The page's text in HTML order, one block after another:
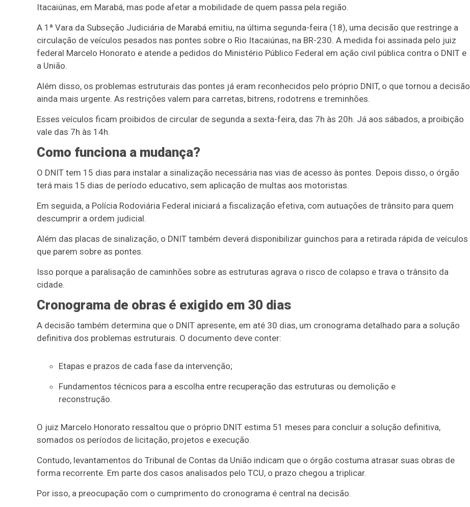
Itacaiúnas, em Marabá, mas pode afetar a mobilidade de quem passa pela região.
A 1ª Vara da Subseção Judiciária de Marabá emitiu, na última segunda-feira (18), uma decisão que restringe a
circulação de veículos pesados nas pontes sobre o Rio Itacaiúnas, na BR-230. A medida foi assinada pelo juiz
federal Marcelo Honorato e atende a pedidos do Ministério Público Federal em ação civil pública contra o DNIT e
a União.
Além disso, os problemas estruturais das pontes já eram reconhecidos pelo próprio DNIT, o que tornou a decisão
ainda mais urgente. As restrições valem para carretas, bitrens, rodotrens e treminhões.
Esses veículos ficam proibidos de circular de segunda a sexta-feira, das 7h às 20h. Já aos sábados, a proibição
vale das 7h às 14h.
Como funciona a mudança?
O DNIT tem 15 dias para instalar a sinalização necessária nas vias de acesso às pontes. Depois disso, o órgão
terá mais 15 dias de período educativo, sem aplicação de multas aos motoristas.
Em seguida, a Polícia Rodoviária Federal iniciará a fiscalização efetiva, com autuações de trânsito para quem
descumprir a ordem judicial.
Além das placas de sinalização, o DNIT também deverá disponibilizar guinchos para a retirada rápida de veículos
que parem sobre as pontes.
Isso porque a paralisação de caminhões sobre as estruturas agrava o risco de colapso e trava o trânsito da
cidade.
Cronograma de obras é exigido em 30 dias
A decisão também determina que o DNIT apresente, em até 30 dias, um cronograma detalhado para a solução
definitiva dos problemas estruturais. O documento deve conter:
Etapas e prazos de cada fase da intervenção;
Fundamentos técnicos para a escolha entre recuperação das estruturas ou demolição e
reconstrução.
O juiz Marcelo Honorato ressaltou que o próprio DNIT estima 51 meses para concluir a solução definitiva,
somados os períodos de licitação, projetos e execução.
Contudo, levantamentos do Tribunal de Contas da União indicam que o órgão costuma atrasar suas obras de
forma recorrente. Em parte dos casos analisados pelo TCU, o prazo chegou a triplicar.
Por isso, a preocupação com o cumprimento do cronograma é central na decisão.